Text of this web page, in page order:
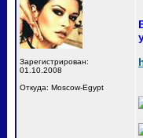
Зарегистрирован:
01.10.2008
Откуда: Moscow-Egypt